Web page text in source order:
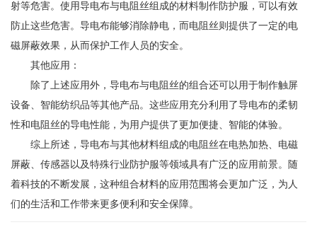
射等危害。使用导电布与电阻丝组成的材料制作防护服，可以有效
防止这些危害。导电布能够消除静电，而电阻丝则提供了一定的电
磁屏蔽效果，从而保护工作人员的安全。
其他应用：
除了上述应用外，导电布与电阻丝的组合还可以用于制作触屏
设备、智能纺织品等其他产品。这些应用充分利用了导电布的柔韧
性和电阻丝的导电性能，为用户提供了更加便捷、智能的体验。
综上所述，导电布与其他材料组成的电阻丝在电热加热、电磁
屏蔽、传感器以及特殊行业防护服等领域具有广泛的应用前景。随
着科技的不断发展，这种组合材料的应用范围将会更加广泛，为人
们的生活和工作带来更多便利和安全保障。